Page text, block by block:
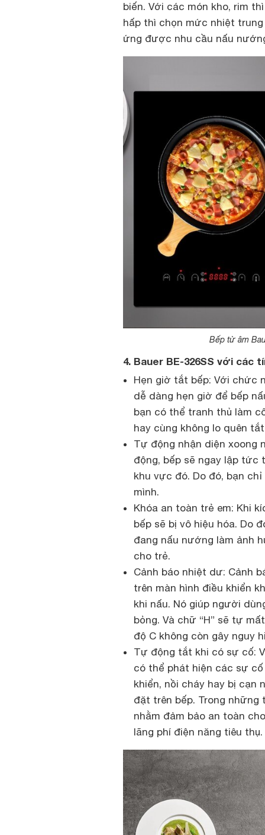
biến. Với các món kho, rim
hấp thì chọn mức nhiệt
ứng được nhu cầu nấu
Bếp từ âm
4. Bauer BE-326SS với các
Hẹn giờ tắt bếp: Với chức
dễ dàng hẹn giờ để bếp
bạn có thể tranh thủ làm
hay cùng không lo quên
Tự động nhận diện xoong
động, bếp sẽ ngay lập tức
khu vực đó. Do đó, bạn
mình.
Khóa an toàn trẻ em: Khi
bếp sẽ bị vô hiệu hóa. Do
đang nấu nướng làm ảnh
cho trẻ.
Cảnh báo nhiệt dư: Cảnh
trên màn hình điều khiển
khi nấu. Nó giúp người
bỏng. Và chữ “H” sẽ tự
độ C không còn gây nguy
Tự động tắt khi có sự cố:
có thể phát hiện các sự
khiển, nồi cháy hay bị cạn
đặt trên bếp. Trong
nhằm đảm bảo an toàn
lãng phí điện năng tiêu thụ.